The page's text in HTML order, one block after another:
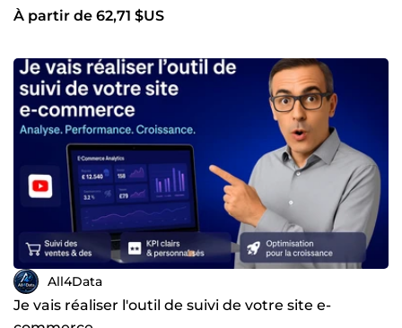
À partir de 62,71 $US
All4Data
Je vais réaliser l'outil de suivi de votre site e-